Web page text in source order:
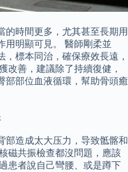
的時間更多，尤其甚至長期用
用明顯可見。 醫師剛柔並
標本同治，確保療效長遠，
改善，建議除了持續復健，
部部位血液循環，幫助骨頭癒
部造成太大压力，导致骶髂和
磁共振檢查都沒問題，應該
患者說自己彎腰、或是蹲下